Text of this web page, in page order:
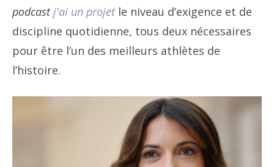
podcastj'ai un projetle niveau d’exigence et de
discipline quotidienne, tous deux nécessaires
pour être l’un des meilleurs athlètes de
l’histoire.